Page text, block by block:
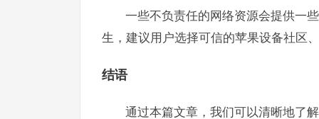
一些不负责任的网络资源会提供一
生，建议用户选择可信的苹果设备社区
结语
通过本篇文章，我们可以清晰地了